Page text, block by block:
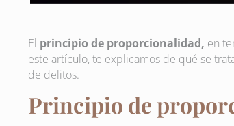
El principio de proporcionalidad, en
este artículo, te explicamos de qué se
de delitos.
Principio de